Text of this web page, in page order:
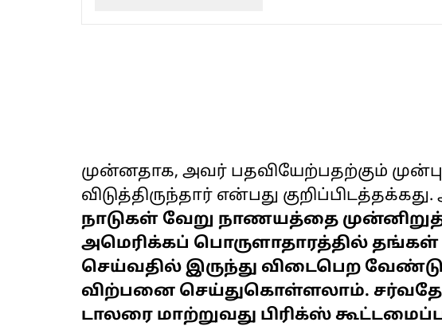
முன்னதாக, அவர் பதவியேற்பதற்கும்
விடுத்திருந்தார் என்பது
நாடுகள் வேறு நாணயத்தை
அமெரிக்கப் பொருளாதாரத்தில்
செய்வதில் இருந்து விடைபெற
விற்பனை செய்துகொள்ளலாம்.
டாலரை மாற்றுவது பிரிக்ஸ்